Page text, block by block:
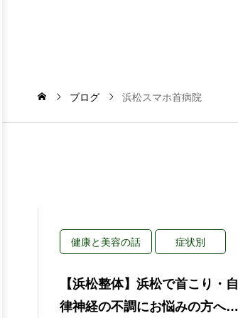
ブログ 浜松スマホ首病院
健康と美容の話 症状別
【浜松整体】浜松で首こり・自
律神経の不調にお悩みの方へ｜